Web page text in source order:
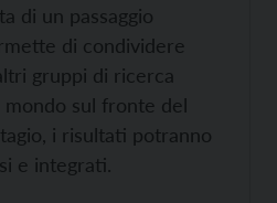
di un passaggio
di condividere
gruppi di ricerca
sul fronte del
i risultati potranno
e integrati.